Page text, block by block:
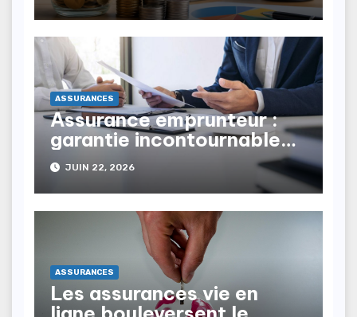
ASSURANCES
Assurance emprunteur :
garantie incontournable
pour vos prêts immobiliers
JUIN 22, 2026
ASSURANCES
Les assurances vie en